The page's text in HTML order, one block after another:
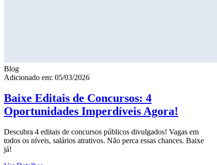
Blog
Adicionado em: 05/03/2026
Baixe Editais de Concursos: 4
Oportunidades Imperdíveis Agora!
Descubra 4 editais de concursos públicos divulgados! Vagas em
todos os níveis, salários atrativos. Não perca essas chances. Baixe
já!